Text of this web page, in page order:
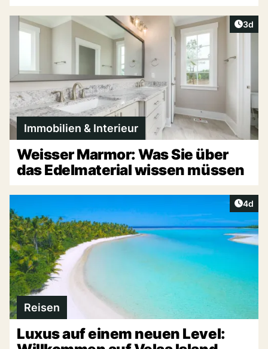
3d
Immobilien & Interieur
Weisser Marmor: Was Sie über
das Edelmaterial wissen müssen
4d
Reisen
Luxus auf einem neuen Level: